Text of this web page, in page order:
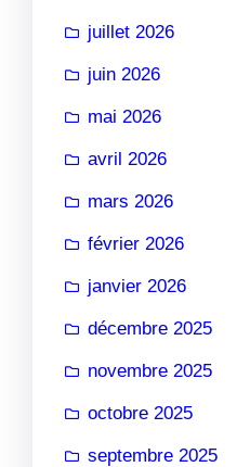
juillet 2026
juin 2026
mai 2026
avril 2026
mars 2026
février 2026
janvier 2026
décembre 2025
novembre 2025
octobre 2025
septembre 2025